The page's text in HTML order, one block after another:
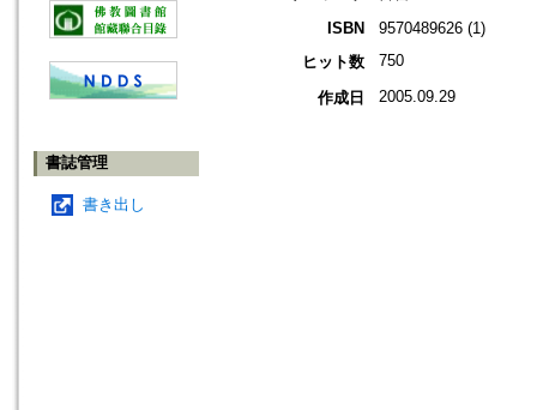
書誌管理
書き出し
ISBN
9570489626 (1)
ヒット数
750
作成日 2005.09.29